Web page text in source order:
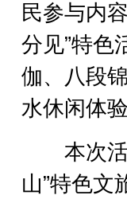
民参与内
分见”特色
伽、八段
水休闲体验
本次活
山”特色文